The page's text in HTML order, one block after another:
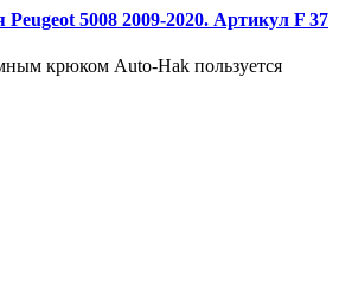
5008 2009-2020. Артикул F 37
крюком Auto-Hak пользуется